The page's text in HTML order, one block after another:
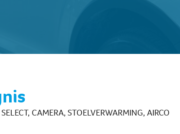
CAMERA, STOELVERWARMING, AIRCO